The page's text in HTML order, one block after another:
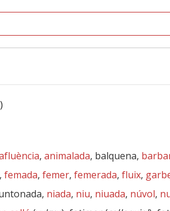
, animalada, balquena,
, femada, femer, femerada, fluix,
niada, niu, niuada, núvol,